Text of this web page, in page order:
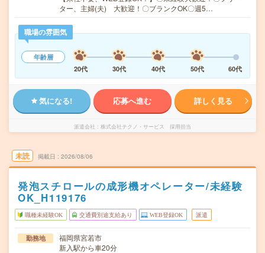
ター、主婦(夫) 大歓迎！〇ブランクOK〇週5…
職場の雰囲気
年齢層
20代
30代 40代 50代 60代
気になる! 応募へ進む 詳しく見る
派遣会社 株式会社テクノ・サービス 採用担当
未読 掲載日 2026/08/06
発泡スチロールの成形機オペレーター/未経験
OK_H119176
職種未経験OK 交通費別途支給あり WEB登録OK 派遣
勤務地
福岡県宮若市
新入駅から車20分